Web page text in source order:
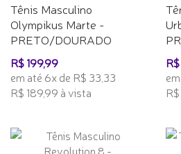
Tênis Masculino
Olympikus Marte -
PRETO/DOURADO
R$ 199,99
em até 6x de R$ 33,33
R$ 189,99 à vista